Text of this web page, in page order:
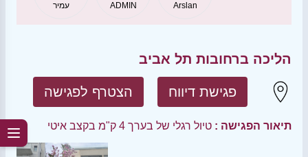
עמיר ADMIN Arslan
הליכה ברחובות תל אביב
הצטרף לפגישה פגישת דיווח
תיאור הפגישה : טיול רגלי של בערך 4 ק"מ בקצב איטי